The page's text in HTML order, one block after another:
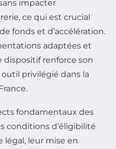
impacter
ce qui est crucial
fonds et d’accélération.
adaptées et
dispositif renforce son
privilégié dans la
fondamentaux des
conditions d’éligibilité
légal, leur mise en